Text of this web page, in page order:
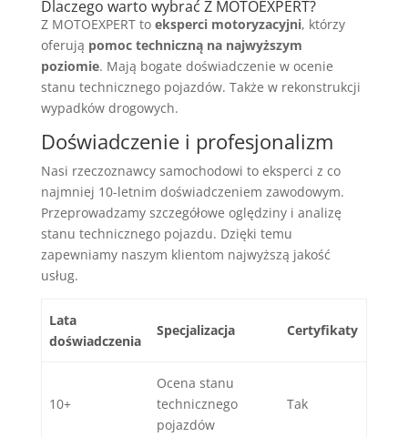
Dlaczego warto wybrać Z MOTOEXPERT?
Z MOTOEXPERT to eksperci motoryzacyjni, którzy
oferują pomoc techniczną na najwyższym
poziomie. Mają bogate doświadczenie w ocenie
stanu technicznego pojazdów. Także w rekonstrukcji
wypadków drogowych.
Doświadczenie i profesjonalizm
Nasi rzeczoznawcy samochodowi to eksperci z co
najmniej 10-letnim doświadczeniem zawodowym.
Przeprowadzamy szczegółowe oględziny i analizę
stanu technicznego pojazdu. Dzięki temu
zapewniamy naszym klientom najwyższą jakość
usług.
Lata
doświadczenia
Specjalizacja Certyfikaty
10+
Ocena stanu
technicznego
pojazdów
Tak